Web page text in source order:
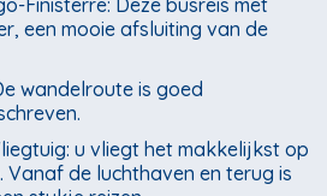
Finisterre: Deze busreis met
een mooie afsluiting van de
wandelroute is goed
u vliegt het makkelijkst op
Vanaf de luchthaven en terug is